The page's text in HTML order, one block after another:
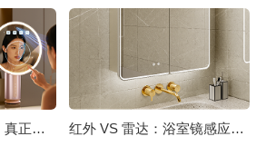
别再被假 AI 镜骗了！真正的测肤镜，从不会只告诉你 “你是油皮” 红外 VS 雷达：浴室镜感应开灯技术选型全解析